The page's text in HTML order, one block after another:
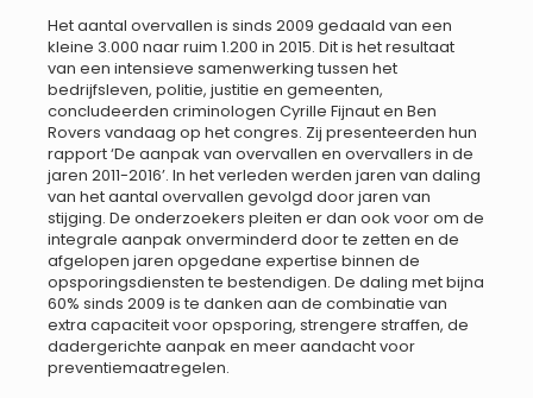
Het aantal overvallen is sinds 2009 gedaald van een
kleine 3.000 naar ruim 1.200 in 2015. Dit is het resultaat
van een intensieve samenwerking tussen het
bedrijfsleven, politie, justitie en gemeenten,
concludeerden criminologen Cyrille Fijnaut en Ben
Rovers vandaag op het congres. Zij presenteerden hun
rapport ‘De aanpak van overvallen en overvallers in de
jaren 2011-2016’. In het verleden werden jaren van daling
van het aantal overvallen gevolgd door jaren van
stijging. De onderzoekers pleiten er dan ook voor om de
integrale aanpak onverminderd door te zetten en de
afgelopen jaren opgedane expertise binnen de
opsporingsdiensten te bestendigen. De daling met bijna
60% sinds 2009 is te danken aan de combinatie van
extra capaciteit voor opsporing, strengere straffen, de
dadergerichte aanpak en meer aandacht voor
preventiemaatregelen.